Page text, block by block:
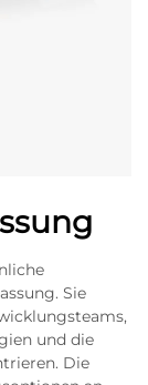
Sie
und die
Die